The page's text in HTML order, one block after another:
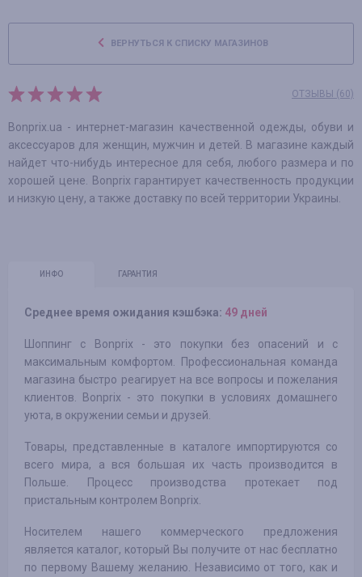
ВЕРНУТЬСЯ К СПИСКУ МАГАЗИНОВ
ОТЗЫВЫ (60)
Bonprix.ua - интернет-магазин качественной одежды, обуви и
аксессуаров для женщин, мужчин и детей. В магазине каждый
найдет что-нибудь интересное для себя, любого размера и по
хорошей цене. Bonprix гарантирует качественность продукции
и низкую цену, а также доставку по всей территории Украины.
ИНФО ГАРАНТИЯ
Среднее время ожидания кэшбэка: 49 дней
Шоппинг с Bonprix - это покупки без опасений и с
максимальным комфортом. Профессиональная команда
магазина быстро реагирует на все вопросы и пожелания
клиентов. Bonprix - это покупки в условиях домашнего
уюта, в окружении семьи и друзей.
Товары, представленные в каталоге импортируются со
всего мира, а вся большая их часть производится в
Польше. Процесс производства протекает под
пристальным контролем Bonprix.
Носителем нашего коммерческого предложения
является каталог, который Вы получите от нас бесплатно
по первому Вашему желанию. Независимо от того, как и